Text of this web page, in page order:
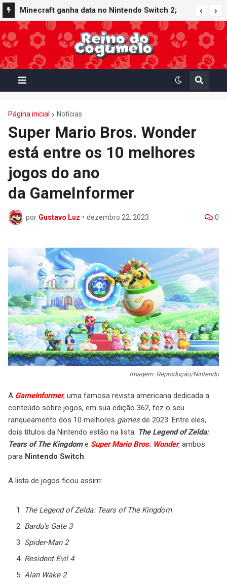
Minecraft ganha data no Nintendo Switch 2;
Super Mario Mash-Up receberá atualização
gráfica exclusiva
Página inicial Notícias
Super Mario Bros. Wonder
está entre os 10 melhores
jogos do ano
da GameInformer
por Gustavo Luz • dezembro 22, 2023 0
Imagem: Reprodução/Nintendo
A GameInformer, uma famosa revista americana dedicada a
conteúdo sobre jogos, em sua edição 362, fez o seu
ranqueamento dos 10 melhores gamesde 2023. Entre eles,
dois títulos da Nintendo estão na lista: The Legend of Zelda:
Tears of The Kingdome Super Mario Bros. Wonder, ambos
para Nintendo Switch.
A lista de jogos ficou assim:
The Legend of Zelda: Tears of The Kingdom
Bardu's Gate 3
Spider-Man 2
Resident Evil 4
Alan Wake 2